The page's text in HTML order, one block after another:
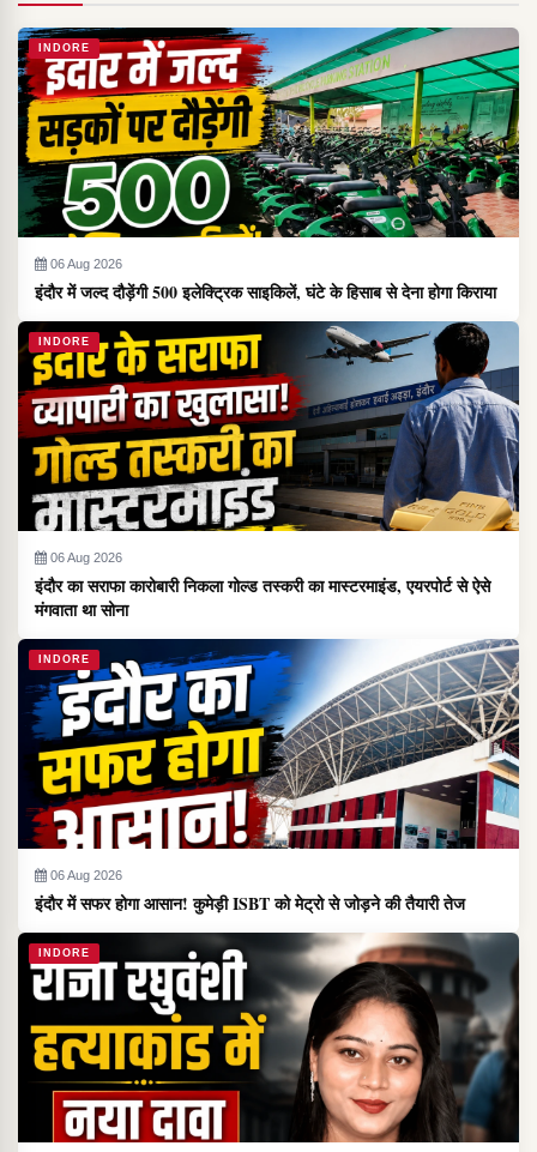
INDORE
06 Aug 2026
इंदौर में जल्द दौड़ेंगी 500 इलेक्ट्रिक साइकिलें, घंटे के हिसाब से देना होगा किराया
INDORE
06 Aug 2026
इंदौर का सराफा कारोबारी निकला गोल्ड तस्करी का मास्टरमाइंड, एयरपोर्ट से ऐसे
मंगवाता था सोना
INDORE
06 Aug 2026
इंदौर में सफर होगा आसान! कुमेड़ी ISBT को मेट्रो से जोड़ने की तैयारी तेज
INDORE